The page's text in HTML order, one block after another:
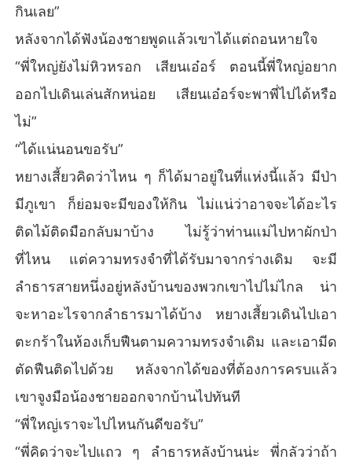
กินเลย”
หลังจากได้ฟังน้องชายพูดแล้วเขาได้แต่ถอนหายใจ
“พี่ใหญ่ยังไม่หิวหรอก เสียนเอ๋อร์ ตอนนี้พี่ใหญ่อยาก
ออกไปเดินเล่นสักหน่อย เสียนเอ๋อร์จะพาพี่ไปได้หรือ
ไม่”
“ได้แน่นอนขอรับ”
หยางเสี้ยวคิดว่าไหน ๆ ก็ได้มาอยู่ในที่แห่งนี้แล้ว มีป่า
มีภูเขา ก็ย่อมจะมีของให้กิน ไม่แน่ว่าอาจจะได้อะไร
ติดไม้ติดมือกลับมาบ้าง ไม่รู้ว่าท่านแม่ไปหาผักป่า
ที่ไหน แต่ความทรงจำที่ได้รับมาจากร่างเดิม จะมี
ลำธารสายหนึ่งอยู่หลังบ้านของพวกเขาไปไม่ไกล น่า
จะหาอะไรจากลำธารมาได้บ้าง หยางเสี้ยวเดินไปเอา
ตะกร้าในห้องเก็บฟืนตามความทรงจำเดิม และเอามีด
ตัดฟืนติดไปด้วย หลังจากได้ของที่ต้องการครบแล้ว
เขาจูงมือน้องชายออกจากบ้านไปทันที
“พี่ใหญ่เราจะไปไหนกันดีขอรับ”
“พี่คิดว่าจะไปแถว ๆ ลำธารหลังบ้านน่ะ พี่กลัวว่าถ้า